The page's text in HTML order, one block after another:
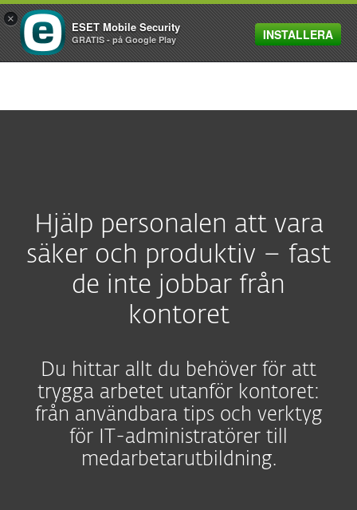
MENU
Hjälp personalen att vara
säker och produktiv – fast
de inte jobbar från
kontoret
Du hittar allt du behöver för att
trygga arbetet utanför kontoret:
från användbara tips och verktyg
för IT-administratörer till
medarbetarutbildning.
×
ESET Mobile Security
GRATIS - på Google Play INSTALLERA